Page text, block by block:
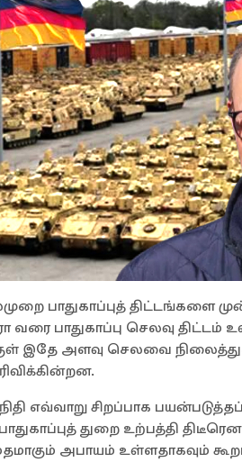
பாதுகாப்புத் திட்டங்களை
வரை பாதுகாப்பு செலவு திட்டம்
இதே அளவு செலவை
எவ்வாறு சிறப்பாக
துறை உற்பத்தி
அபாயம் உள்ளதாகவும்